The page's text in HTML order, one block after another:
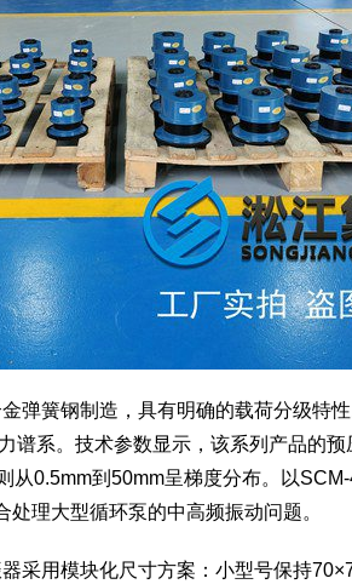
弹簧钢制造，具有明确的载荷分级特
谱系。技术参数显示，该系列产品的
从0.5mm到50mm呈梯度分布。以
理大型循环泵的中高频振动问题。
采用模块化尺寸方案：小型号保持